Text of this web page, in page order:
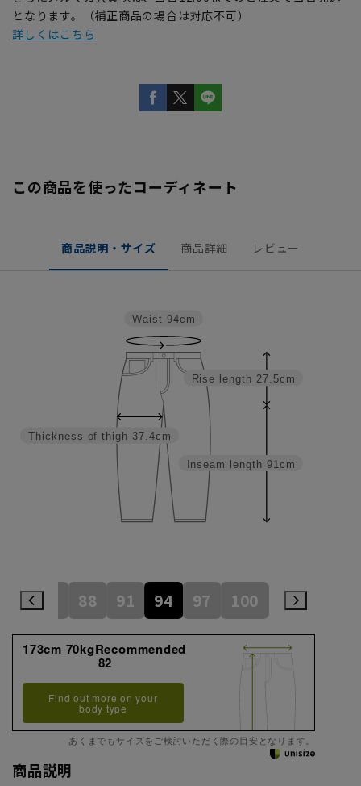
となります。（補正商品の場合は対応不可）
詳しくはこちら
この商品を使ったコーディネート
商品説明・サイズ 商品詳細 レビュー
Inseam length 91cm
Rise length 27.5cm
Thickness of thigh 37.4cm
Waist 94cm
85 88 91 94 97 100 105
173cm 70kgRecommended
82
Find out more on your
body type
あくまでもサイズをご検討いただく際の目安となります。
商品説明